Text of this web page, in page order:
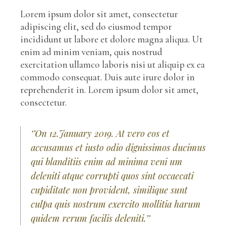
Lorem ipsum dolor sit amet, consectetur
adipiscing elit, sed do eiusmod tempor
incididunt ut labore et dolore magna aliqua. Ut
enim ad minim veniam, quis nostrud
exercitation ullamco laboris nisi ut aliquip ex ea
commodo consequat. Duis aute irure dolor in
reprehenderit in. Lorem ipsum dolor sit amet,
consectetur.
‘’On 12.January 2019. At vero eos et
accusamus et iusto odio dignissimos ducimus
qui blanditiis enim ad minima veni um
deleniti atque corrupti quos sint occaecati
cupiditate non provident, similique sunt
culpa quis nostrum exercito mollitia harum
quidem rerum facilis deleniti.’’